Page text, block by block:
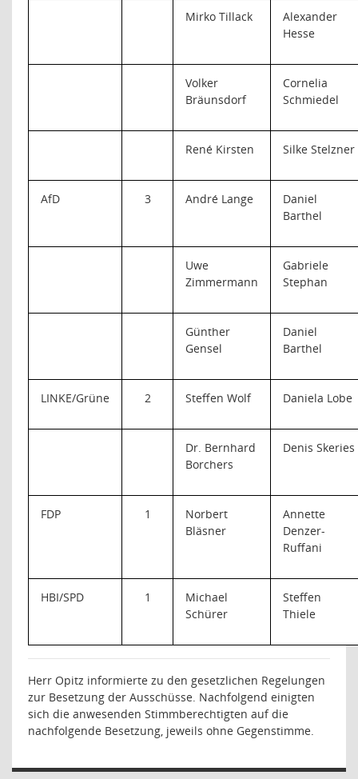
Mirko Tillack
Alexander
Hesse
Volker
Bräunsdorf
Cornelia
Schmiedel
René Kirsten Silke Stelzner
AfD 3 André Lange
Daniel
Barthel
Uwe
Zimmermann
Gabriele
Stephan
Günther
Gensel
Daniel
Barthel
LINKE/Grüne 2 Steffen Wolf Daniela Lobe
Dr. Bernhard
Borchers
Denis Skeries
FDP 1
Norbert
Bläsner
Annette
Denzer-
Ruffani
HBI/SPD 1
Michael
Schürer
Steffen
Thiele
Herr Opitz informierte zu den gesetzlichen Regelungen
zur Besetzung der Ausschüsse. Nachfolgend einigten
sich die anwesenden Stimmberechtigten auf die
nachfolgende Besetzung, jeweils ohne Gegenstimme.